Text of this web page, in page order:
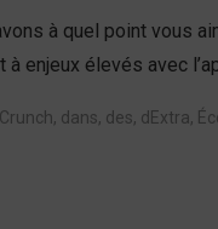
à quel point vous
à enjeux élevés avec
Crunch, dans, des, dExtra,